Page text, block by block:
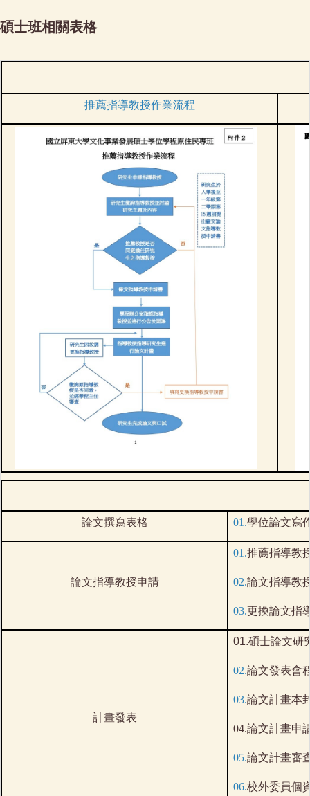
碩士班相關表格
推薦指導教授作業流程
論文撰寫表格 01.學位論文寫
論文指導教授申請
01.推薦指導教
02.論文指導教
03.更換論文指
計畫發表
01.碩士論文研
02.論文發表會
03.論文計畫本
04.論文計畫申
05.論文計畫審
06.校外委員個